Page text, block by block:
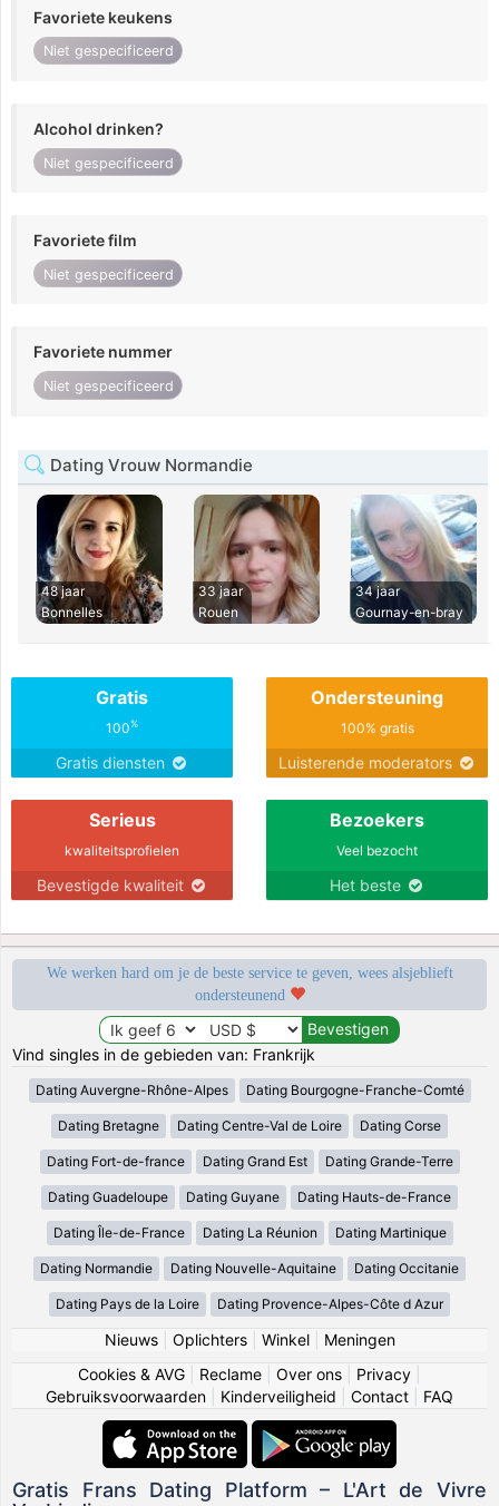
Favoriete keukens
Niet gespecificeerd
Alcohol drinken?
Niet gespecificeerd
Favoriete film
Niet gespecificeerd
Favoriete nummer
Niet gespecificeerd
Dating Vrouw Normandie
48 jaar
Bonnelles
33 jaar
Rouen
34 jaar
Gournay-en-bray
Gratis
100%
Gratis diensten
Ondersteuning
100% gratis
Luisterende moderators
Serieus
kwaliteitsprofielen
Bevestigde kwaliteit
Bezoekers
Veel bezocht
Het beste
We werken hard om je de beste service te geven, wees alsjeblieft
ondersteunend
Vind singles in de gebieden van: Frankrijk
Dating Auvergne-Rhône-Alpes Dating Bourgogne-Franche-Comté
Dating Bretagne Dating Centre-Val de Loire Dating Corse
Dating Fort-de-france Dating Grand Est Dating Grande-Terre
Dating Guadeloupe Dating Guyane Dating Hauts-de-France
Dating Île-de-France Dating La Réunion Dating Martinique
Dating Normandie Dating Nouvelle-Aquitaine Dating Occitanie
Dating Pays de la Loire Dating Provence-Alpes-Côte d Azur
Nieuws| Oplichters| Winkel| Meningen
Cookies & AVG
Reclame Over ons Privacy
Gebruiksvoorwaarden
Kinderveiligheid Contact FAQ
Gratis Frans Dating Platform – L'Art de Vivre